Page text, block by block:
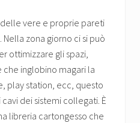
vere e proprie pareti
zona giorno ci si può
ottimizzare gli spazi,
inglobino magari la
play station, ecc, questo
dei sistemi collegati. È
libreria cartongesso che